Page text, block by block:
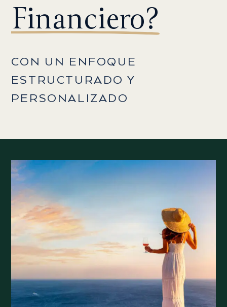
Financiero?
CON UN ENFOQUE
ESTRUCTURADO Y
PERSONALIZADO